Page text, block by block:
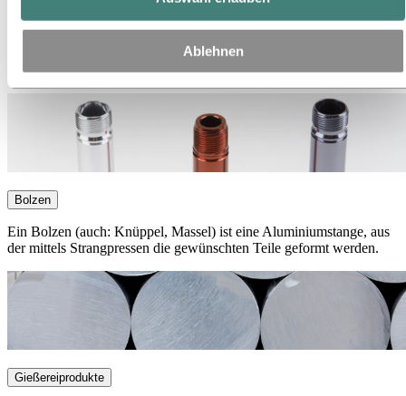
Ablehnen
harte, robuste Schutzschicht verbessert die Korrosionsbeständigkeit
und Verschleißfestigkeit des Endprodukts. Die Oberflächenhärte
Aluminium selbst ist jedoch porös und kann daher eingefärbt,
versiegelt oder weiteren Veredelungsschritten unterzogen werden.
Bolzen
Ein Bolzen (auch: Knüppel, Massel) ist eine Aluminiumstange, aus
der mittels Strangpressen die gewünschten Teile geformt werden.
Gießereiprodukte